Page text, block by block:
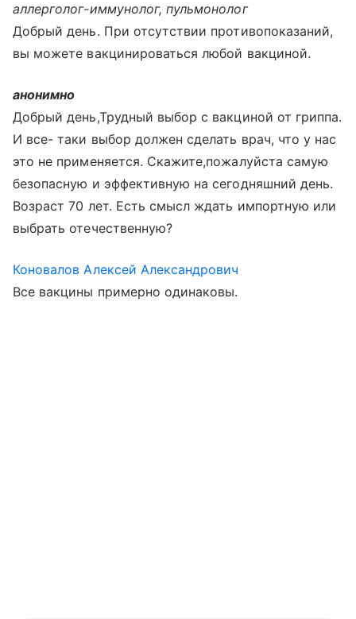
аллерголог-иммунолог, пульмонолог
Добрый день. При отсутствии противопоказаний,
вы можете вакцинироваться любой вакциной.
анонимно
Добрый день,Трудный выбор с вакциной от гриппа.
И все- таки выбор должен сделать врач, что у нас
это не применяется. Скажите,пожалуйста самую
безопасную и эффективную на сегодняшний день.
Возраст 70 лет. Есть смысл ждать импортную или
выбрать отечественную?
Коновалов Алексей Александрович
Все вакцины примерно одинаковы.